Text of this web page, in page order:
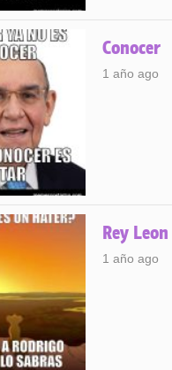
Conocer
1 año ago
Rey Leon
1 año ago